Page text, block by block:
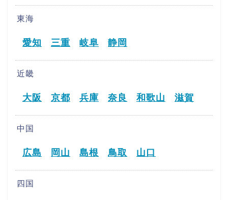
東海
愛知 三重 岐阜 静岡
近畿
大阪 京都 兵庫 奈良 和歌山 滋賀
中国
広島 岡山 島根 鳥取 山口
四国